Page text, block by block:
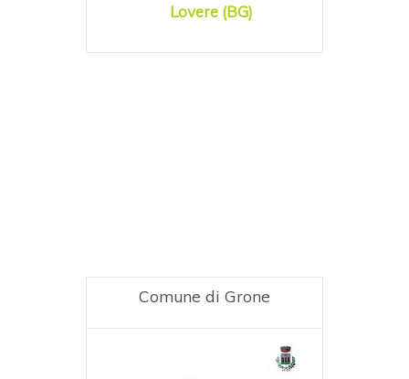
Lovere (BG)
Comune di Grone